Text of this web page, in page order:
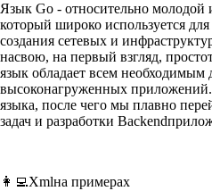
Язык Go - относительно
который широко используется
создания сетевых и
насвою, на первый взгляд,
язык обладает всем необходимым
высоконагруженных
языка, после чего мы плавно
задач и разработки
👩‍💻Xmlна примерах